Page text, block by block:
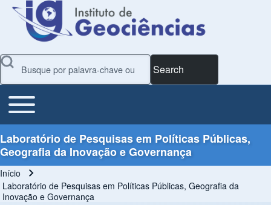
Search
Main Menu
Toggle main menu
Laboratório de Pesquisas em Políticas Públicas,
Geografia da Inovação e Governança
Trilha de navegação
Início
Laboratório de Pesquisas em Políticas Públicas, Geografia da
Inovação e Governança